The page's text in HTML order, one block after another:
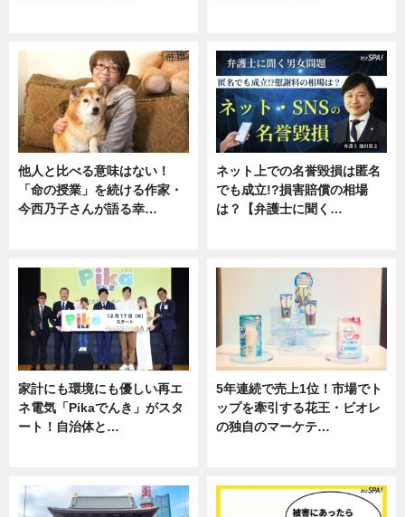
他人と比べる意味はない！
「命の授業」を続ける作家・
今西乃子さんが語る幸…
ネット上での名誉毀損は匿名
でも成立!?損害賠償の相場
は？【弁護士に聞く…
家計にも環境にも優しい再エ
ネ電気「Pikaでんき」がスタ
ート！自治体と…
5年連続で売上1位！市場でト
ップを牽引する花王・ビオレ
の独自のマーケテ…